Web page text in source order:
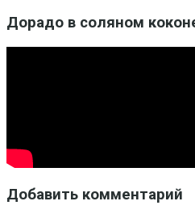
Дорадо в соляном
Добавить комментарий